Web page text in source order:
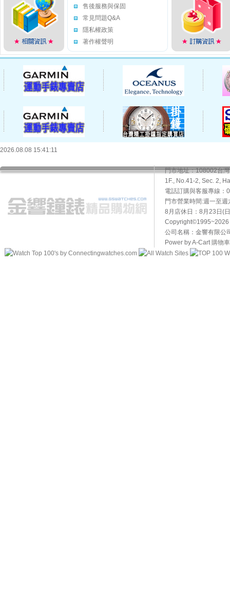
售後服務與保固
常見問題Q&A
隱私權政策
著作權聲明
2026.08.08 15:41:11
門市地址：108002台
1F., No.41-2, Sec. 2,
電話訂購與客服專線
門市營業時間:週一至
8月店休日：8月23日(
Copyright©1995~2026
公司名稱：金響有限公
Power by A-Cart購物車